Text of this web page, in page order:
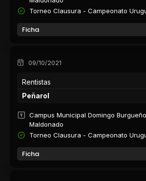
Torneo Clausura - Campeonato
Ficha
09/10/2021
Rentistas
Peñarol
Campus Municipal Domingo
Maldonado
Torneo Clausura - Campeonato
Ficha